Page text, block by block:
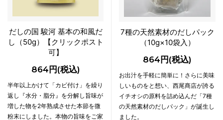
だしの国 駿河 基本の和風だ
し（50g）【クリックポスト
可】
864円(税込)
半年以上かけて「カビ付け」を繰り
返し『水分・脂分』を分解し旨味が
増した物を2年熟成させた本節を微
粉末にしました。本物の旨味をご家
7種の天然素材のだしパック
（10g×10袋入）
864円(税込)
お出汁を手軽に簡単に！さらに美味
しいものをと想い、西尾商店が誇る
イチオシの原料を詰め込んだ「7種
の天然素材のだしパック」が誕生し
ました。